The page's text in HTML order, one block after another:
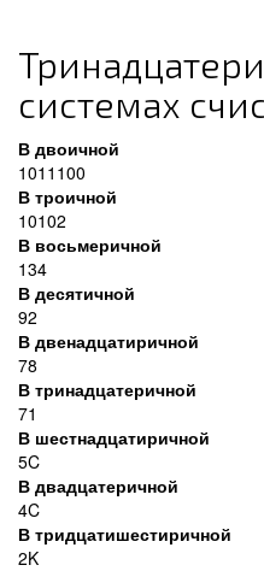
системах
В двоичной
1011100
В троичной
10102
В восьмеричной
134
В десятичной
92
В двенадцатиричной
78
В тринадцатеричной
71
В шестнадцатиричной
5C
В двадцатеричной
4C
В тридцатишестиричной
2K